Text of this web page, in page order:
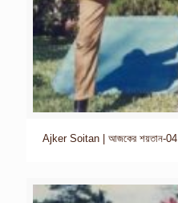
Ajker Soitan | আজকের শয়তান-04